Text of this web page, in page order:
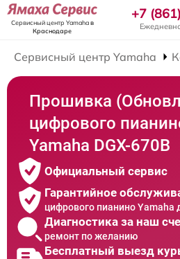
Сервисный центр Yamahaв
Краснодаре
+7
Сервисный центр Yamaha
Прошивка
цифрового
Yamaha DGX-670B
Официальный сервис
Гарантийное
цифрового пианино Yamaha
Диагностика за наш
ремонт по желанию
Бесплатный выезд